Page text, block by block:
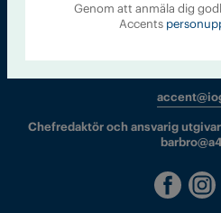
Sveriges största tidning
Chefredaktör och ansvarig
Genom att anmäla dig
Accents